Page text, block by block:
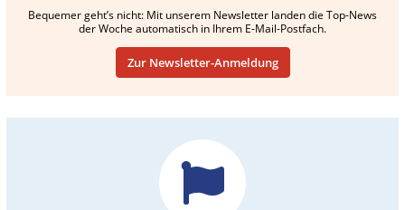
Bequemer geht’s nicht: Mit unserem Newsletter landen die Top-News
der Woche automatisch in Ihrem E-Mail-Postfach.
Zur Newsletter-Anmeldung